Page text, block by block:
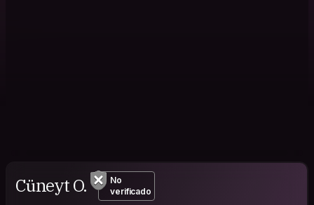
Cüneyt O.
No
verificado